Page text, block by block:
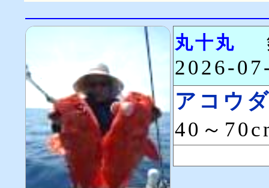
丸十丸
2026-
アコウ
40～